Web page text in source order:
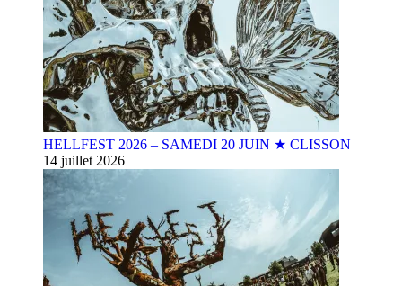
HELLFEST 2026 – SAMEDI 20 JUIN ★ CLISSON
14 juillet 2026